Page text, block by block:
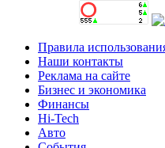
Правила
Наши контакты
Реклама на сайте
Бизнес и экономика
Финансы
Hi-Tech
Авто